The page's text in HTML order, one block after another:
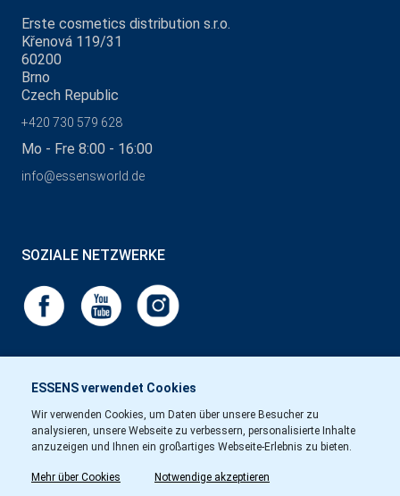
ESSENS verwendet Cookies
Wir verwenden Cookies, um Daten über unsere Besucher zu
analysieren, unsere Webseite zu verbessern, personalisierte Inhalte
anzuzeigen und Ihnen ein großartiges Webseite-Erlebnis zu bieten.
Mehr über Cookies Notwendige akzeptieren
Erste cosmetics distribution s.r.o.
Křenová 119/31
60200
Brno
Czech Republic
+420 730 579 628
Mo - Fre 8:00 - 16:00
info@essensworld.de
SOZIALE NETZWERKE